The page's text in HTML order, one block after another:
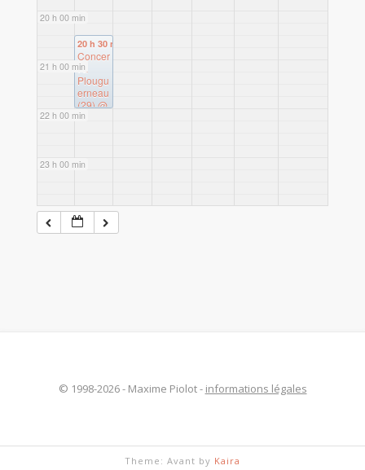
20 h 00 min
21 h 00 min
22 h 00 min
23 h 00 min
du Val
20 h 30 min
Concer
t à
Plougu
erneau
(29)@
Église
© 1998-2026 - Maxime Piolot - informations légales
Theme: Avant by Kaira